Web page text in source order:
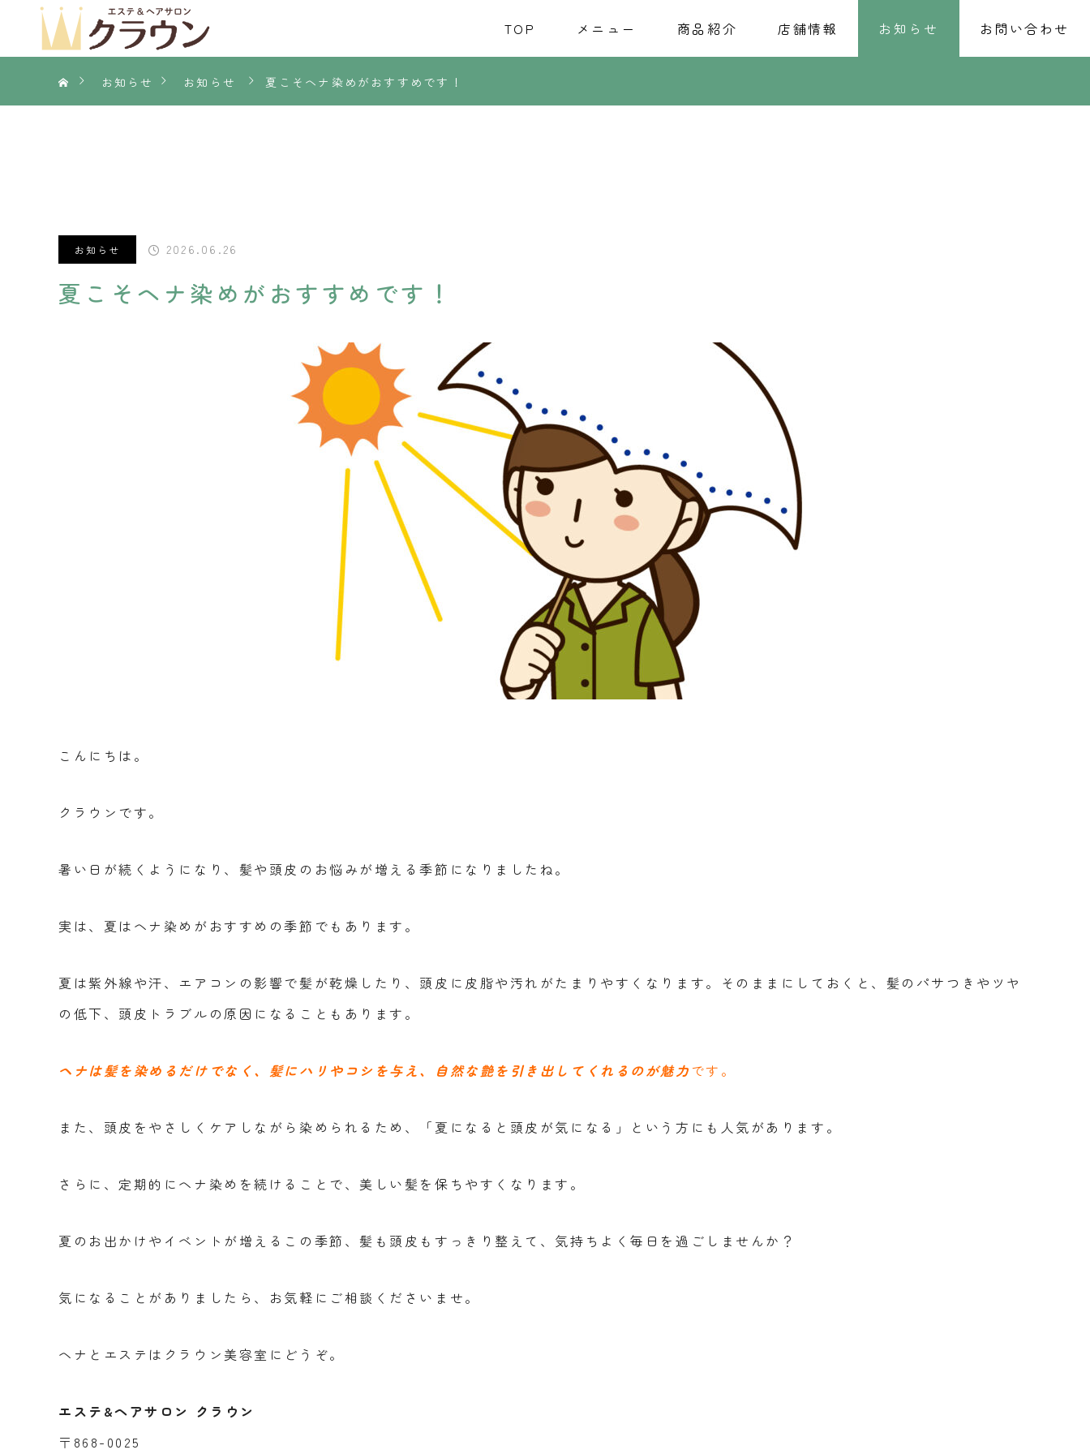
TOP メニュー 商品紹介 店舗情報 お知らせ お問い合わせ
お知らせ お知らせ 夏こそヘナ染めがおすすめです！
お知らせ 2026.06.26
夏こそヘナ染めがおすすめです！
こんにちは。
クラウンです。
暑い日が続くようになり、髪や頭皮のお悩みが増える季節になりましたね。
実は、夏はヘナ染めがおすすめの季節でもあります。
夏は紫外線や汗、エアコンの影響で髪が乾燥したり、頭皮に皮脂や汚れがたまりやすくなります。そのままにしておくと、髪のパサつきやツヤ
の低下、頭皮トラブルの原因になることもあります。
ヘナは髪を染めるだけでなく、髪にハリやコシを与え、自然な艶を引き出してくれるのが魅力 です。
また、頭皮をやさしくケアしながら染められるため、「夏になると頭皮が気になる」という方にも人気があります。
さらに、定期的にヘナ染めを続けることで、美しい髪を保ちやすくなります。
夏のお出かけやイベントが増えるこの季節、髪も頭皮もすっきり整えて、気持ちよく毎日を過ごしませんか？
気になることがありましたら、お気軽にご相談くださいませ。
ヘナとエステはクラウン美容室にどうぞ。
エステ&ヘアサロン クラウン
〒868-0025